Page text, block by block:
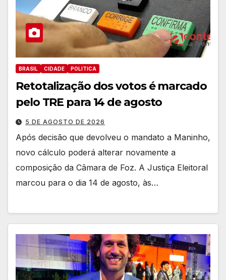
BRASIL CIDADE POLITICA
Retotalização dos votos é marcado
pelo TRE para 14 de agosto
5 DE AGOSTO DE 2026
Após decisão que devolveu o mandato a Maninho,
novo cálculo poderá alterar novamente a
composição da Câmara de Foz. A Justiça Eleitoral
marcou para o dia 14 de agosto, às…